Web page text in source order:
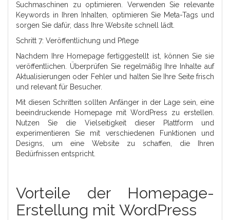
Suchmaschinen zu optimieren. Verwenden Sie relevante
Keywords in Ihren Inhalten, optimieren Sie Meta-Tags und
sorgen Sie dafür, dass Ihre Website schnell lädt.
Schritt 7: Veröffentlichung und Pflege
Nachdem Ihre Homepage fertiggestellt ist, können Sie sie
veröffentlichen. Überprüfen Sie regelmäßig Ihre Inhalte auf
Aktualisierungen oder Fehler und halten Sie Ihre Seite frisch
und relevant für Besucher.
Mit diesen Schritten sollten Anfänger in der Lage sein, eine
beeindruckende Homepage mit WordPress zu erstellen.
Nutzen Sie die Vielseitigkeit dieser Plattform und
experimentieren Sie mit verschiedenen Funktionen und
Designs, um eine Website zu schaffen, die Ihren
Bedürfnissen entspricht.
Vorteile der Homepage-
Erstellung mit WordPress